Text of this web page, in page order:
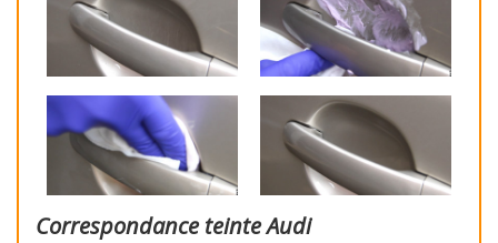
Correspondance teinte Audi